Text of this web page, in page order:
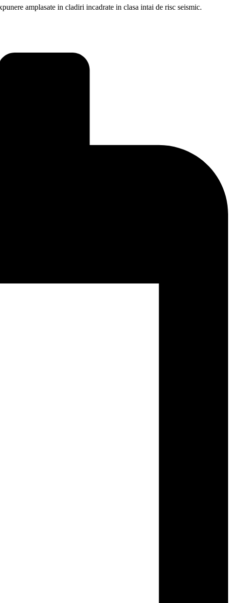
amplasate in cladiri incadrate in clasa intai de risc seismic.